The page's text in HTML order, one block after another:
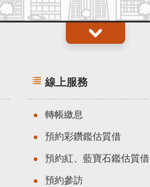
線上服務
轉帳繳息
預約彩鑽鑑估質借
預約紅、藍寶石鑑估質借
預約參訪